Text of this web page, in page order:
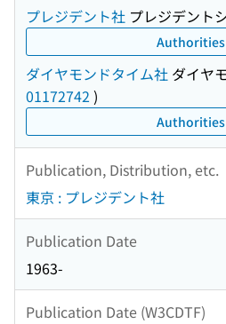
プレジデント社 プレジデント
Authorities
ダイヤモンドタイム社 ダイヤ
01172742 )
Authorities
Publication, Distribution, etc.
東京 : プレジデント社
Publication Date
1963-
Publication Date (W3CDTF)